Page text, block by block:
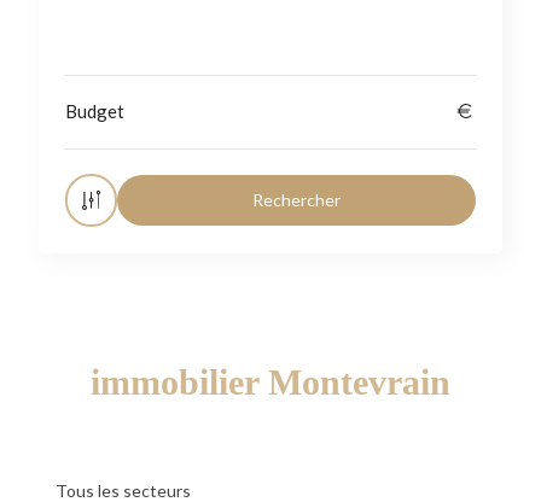
immobilier Montevrain
Tous les secteurs